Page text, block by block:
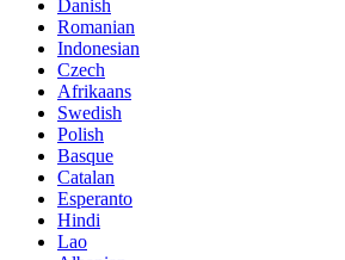
Danish
Romanian
Indonesian
Czech
Afrikaans
Swedish
Polish
Basque
Catalan
Esperanto
Hindi
Lao